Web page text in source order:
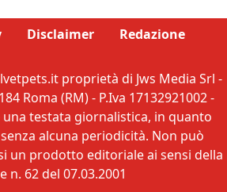
Disclaimer Redazione
proprietà di Jws Media Srl -
Roma (RM) - P.Iva 17132921002 -
testata giornalistica, in quanto
alcuna periodicità. Non può
un prodotto editoriale ai sensi della
n. 62 del 07.03.2001